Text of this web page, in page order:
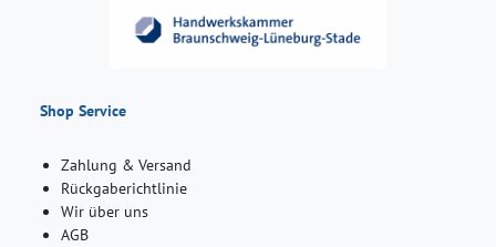
Shop Service
Zahlung & Versand
Rückgaberichtlinie
Wir über uns
AGB